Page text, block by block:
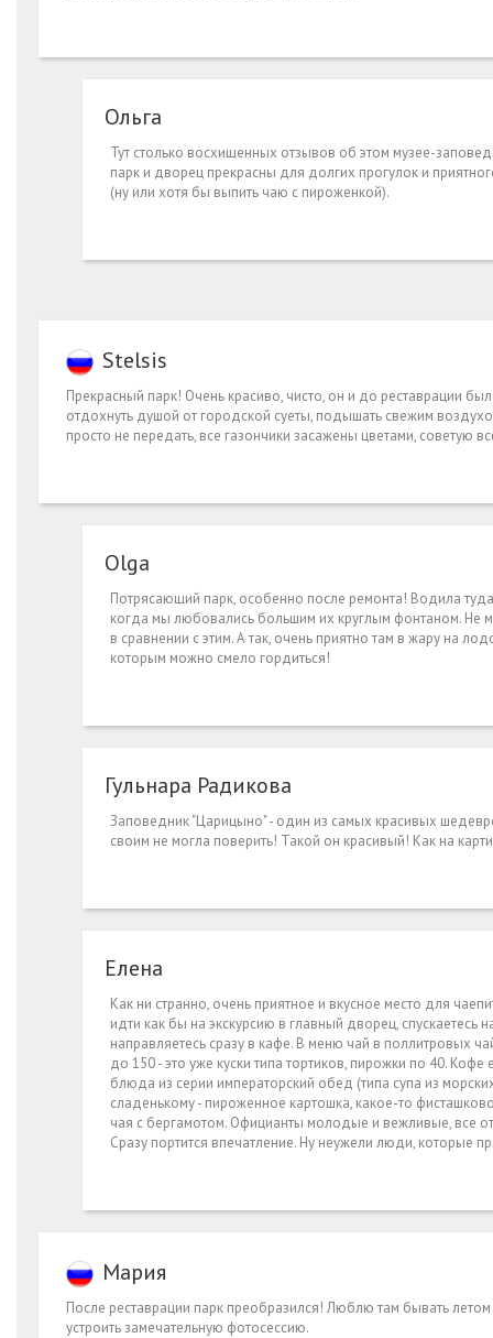
Ольга
Тут столько восхищенных отзывов об этом музее-
парк и дворец прекрасны для долгих прогулок и
(ну или хотя бы выпить чаю с пироженкой).
Stelsis
Прекрасный парк! Очень красиво, чисто, он и до реставрации
отдохнуть душой от городской суеты, подышать свежим
просто не передать, все газончики засажены цветами, советую
Olga
Потрясающий парк, особенно после ремонта! Водила
когда мы любовались большим их круглым фонтаном. Не
в сравнении с этим. А так, очень приятно там в жару на
которым можно смело гордиться!
Гульнара Радикова
Заповедник "Царицыно" - один из самых красивых
своим не могла поверить! Такой он красивый! Как на
Елена
Как ни странно, очень приятное и вкусное место для
идти как бы на экскурсию в главный дворец,
направляетесь сразу в кафе. В меню чай в поллитровых
до 150 - это уже куски типа тортиков, пирожки по 40.
блюда из серии императорский обед (типа супа из
сладенькому - пироженное картошка, какое-то
чая с бергамотом. Официанты молодые и вежливые, все
Сразу портится впечатление. Ну неужели люди, которые
Мария
После реставрации парк преобразился! Люблю там бывать
устроить замечательную фотосессию.